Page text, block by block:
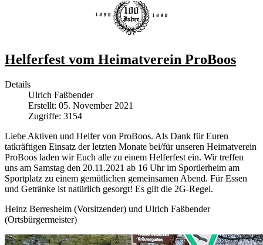
Helferfest vom Heimatverein ProBoos
Details
Ulrich Faßbender
Erstellt: 05. November 2021
Zugriffe: 3154
Liebe Aktiven und Helfer von ProBoos. Als Dank für Euren
tatkräftigen Einsatz der letzten Monate bei/für unseren Heimatverein
ProBoos laden wir Euch alle zu einem Helferfest ein. Wir treffen
uns am Samstag den 20.11.2021 ab 16 Uhr im Sportlerheim am
Sportplatz zu einem gemütlichen gemeinsamen Abend. Für Essen
und Getränke ist natürlich gesorgt! Es gilt die 2G-Regel.
Heinz Berresheim (Vorsitzender) und Ulrich Faßbender
(Ortsbürgermeister)